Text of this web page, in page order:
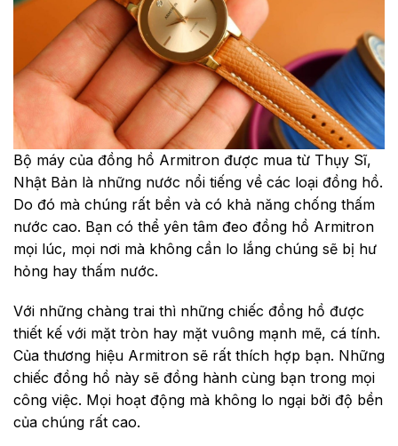
Bộ máy của đồng hồ Armitron được mua từ Thụy Sĩ,
Nhật Bản là những nước nổi tiếng về các loại đồng hồ.
Do đó mà chúng rất bền và có khả năng chống thấm
nước cao. Bạn có thể yên tâm đeo đồng hồ Armitron
mọi lúc, mọi nơi mà không cần lo lắng chúng sẽ bị hư
hỏng hay thấm nước.
Với những chàng trai thì những chiếc đồng hồ được
thiết kế với mặt tròn hay mặt vuông mạnh mẽ, cá tính.
Của thương hiệu Armitron sẽ rất thích hợp bạn. Những
chiếc đồng hồ này sẽ đồng hành cùng bạn trong mọi
công việc. Mọi hoạt động mà không lo ngại bởi độ bền
của chúng rất cao.